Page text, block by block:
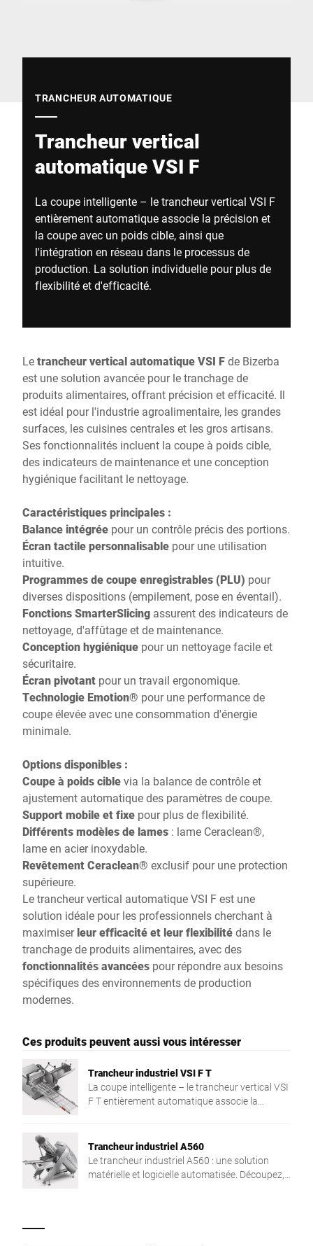
TRANCHEUR AUTOMATIQUE
Trancheur vertical
automatique VSI F
La coupe intelligente – le trancheur vertical VSI F
entièrement automatique associe la précision et
la coupe avec un poids cible, ainsi que
l'intégration en réseau dans le processus de
production. La solution individuelle pour plus de
flexibilité et d'efficacité.
Letrancheur vertical automatique VSI Fde Bizerba
est une solution avancée pour le tranchage de
produits alimentaires, offrant précision et efficacité. Il
est idéal pour l'industrie agroalimentaire, les grandes
surfaces, les cuisines centrales et les gros artisans.
Ses fonctionnalités incluent la coupe à poids cible,
des indicateurs de maintenance et une conception
hygiénique facilitant le nettoyage.
Caractéristiques principales :
Balance intégrée pour un contrôle précis des portions.
Écran tactile personnalisable pour une utilisation
intuitive.
Programmes de coupe enregistrables (PLU) pour
diverses dispositions (empilement, pose en éventail).
Fonctions SmarterSlicing assurent des indicateurs de
nettoyage, d'affûtage et de maintenance.
Conception hygiénique pour un nettoyage facile et
sécuritaire.
Écran pivotant pour un travail ergonomique.
Technologie Emotion® pour une performance de
coupe élevée avec une consommation d'énergie
minimale.
Options disponibles :
Coupe à poids ciblevia la balance de contrôle et
ajustement automatique des paramètres de coupe.
Support mobile et fixe pour plus de flexibilité.
Différents modèles de lames : lame Ceraclean®,
lame en acier inoxydable.
Revêtement Ceraclean® exclusif pour une protection
supérieure.
Le trancheur vertical automatique VSI F est une
solution idéale pour les professionnels cherchant à
maximiserleur efficacité et leur flexibilitédans le
tranchage de produits alimentaires, avec des
fonctionnalités avancées pour répondre aux besoins
spécifiques des environnements de production
modernes.
Ces produits peuvent aussi vous intéresser
Trancheur industriel VSI F T
La coupe intelligente – le trancheur vertical VSI
F T entièrement automatique associe la
de production. La solution individuelle pour
plus de flexibilité et d'efficacité.
Trancheur industriel A560
Le trancheur industriel A560 : une solution
matérielle et logicielle automatisée. Découpez,